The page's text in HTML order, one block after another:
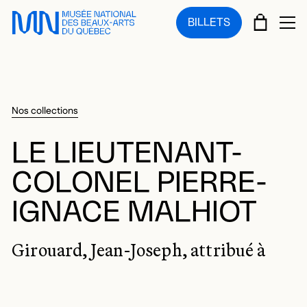
Sauter au menu principal
Sauter au contenu principal
Sauter au pied de page
BILLETS PANIER
Nos collections
LE LIEUTENANT-
COLONEL PIERRE-
IGNACE MALHIOT
Girouard, Jean-Joseph, attribué à